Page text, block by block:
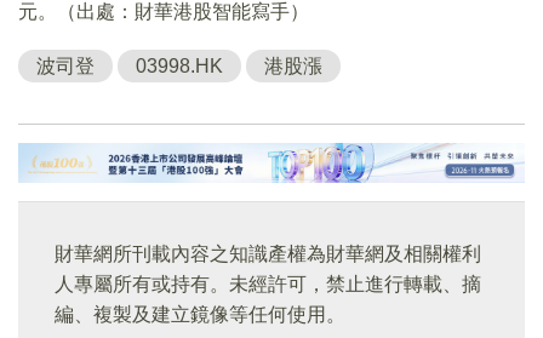
元。（出處：財華港股智能寫手）
波司登 03998.HK 港股漲
財華網所刊載內容之知識產權為財華網及相關權利
人專屬所有或持有。未經許可，禁止進行轉載、摘
編、複製及建立鏡像等任何使用。